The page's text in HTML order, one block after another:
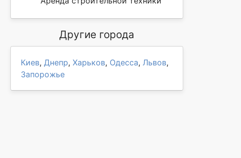
Другие города
Киев, Днепр, Харьков, Одесса, Львов,
Запорожье